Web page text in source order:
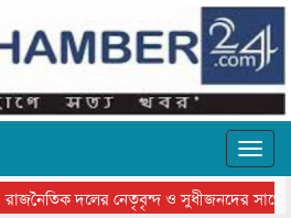
রাজনৈতিক দলের নেতৃবৃন্দ ও সুধীজনদের সাথে